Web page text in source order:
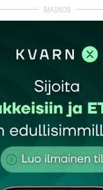
kentät on merkitty